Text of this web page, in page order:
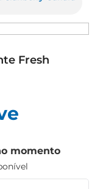
Fresh
momento